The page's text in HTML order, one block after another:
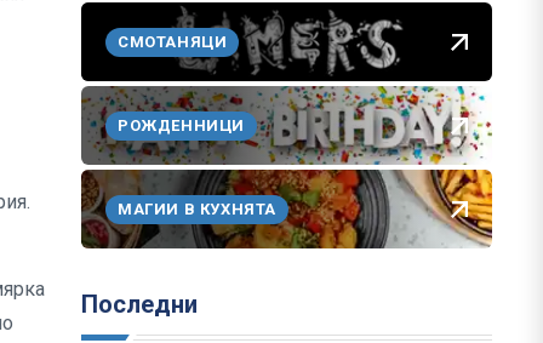
СМОТАНЯЦИ
РОЖДЕННИЦИ
МАГИИ В КУХНЯТА
Последни